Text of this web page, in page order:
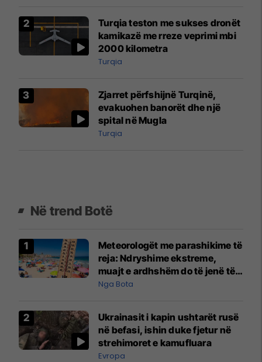
Turqia teston me sukses dronët
kamikazë me rreze veprimi mbi
2000 kilometra
Turqia
Zjarret përfshijnë Turqinë,
evakuohen banorët dhe një
spital në Mugla
Turqia
Në trend Botë
Meteorologët me parashikime të
reja: Ndryshime ekstreme,
muajt e ardhshëm do të jenë të
pazakontë
Nga Bota
Ukrainasit i kapin ushtarët rusë
në befasi, ishin duke fjetur në
strehimoret e kamufluara
Evropa